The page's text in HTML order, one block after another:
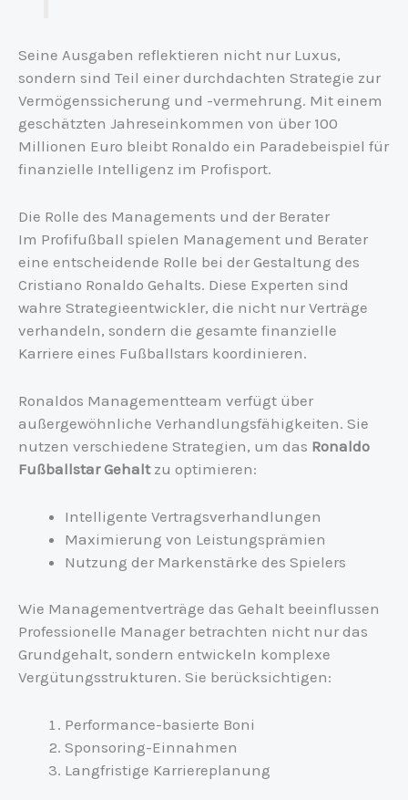
Seine Ausgaben reflektieren nicht nur Luxus,
sondern sind Teil einer durchdachten Strategie zur
Vermögenssicherung und -vermehrung. Mit einem
geschätzten Jahreseinkommen von über 100
Millionen Euro bleibt Ronaldo ein Paradebeispiel für
finanzielle Intelligenz im Profisport.
Die Rolle des Managements und der Berater
Im Profifußball spielen Management und Berater
eine entscheidende Rolle bei der Gestaltung des
Cristiano Ronaldo Gehalts. Diese Experten sind
wahre Strategieentwickler, die nicht nur Verträge
verhandeln, sondern die gesamte finanzielle
Karriere eines Fußballstars koordinieren.
Ronaldos Managementteam verfügt über
außergewöhnliche Verhandlungsfähigkeiten. Sie
nutzen verschiedene Strategien, um das Ronaldo
Fußballstar Gehaltzu optimieren:
Intelligente Vertragsverhandlungen
Maximierung von Leistungsprämien
Nutzung der Markenstärke des Spielers
Wie Managementverträge das Gehalt beeinflussen
Professionelle Manager betrachten nicht nur das
Grundgehalt, sondern entwickeln komplexe
Vergütungsstrukturen. Sie berücksichtigen:
Performance-basierte Boni
Sponsoring-Einnahmen
Langfristige Karriereplanung